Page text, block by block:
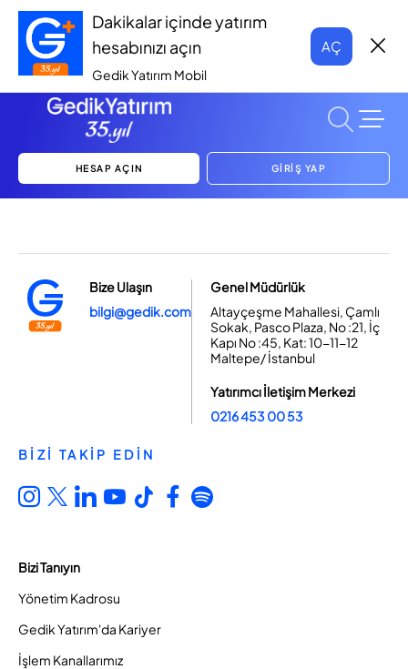
Dakikalar içinde yatırım
hesabınızı açın
Gedik Yatırım Mobil
AÇ
HESAP AÇIN GİRİŞ YAP
Bize Ulaşın
bilgi@gedik.com
Genel Müdürlük
Altayçeşme Mahallesi, Çamlı
Sokak, Pasco Plaza, No :21, İç
Kapı No :45, Kat: 10-11-12
Maltepe/ İstanbul
Yatırımcı İletişim Merkezi
0216 453 00 53
BİZİ TAKİP EDİN
Bizi Tanıyın
Yönetim Kadrosu
Gedik Yatırım'da Kariyer
İşlem Kanallarımız